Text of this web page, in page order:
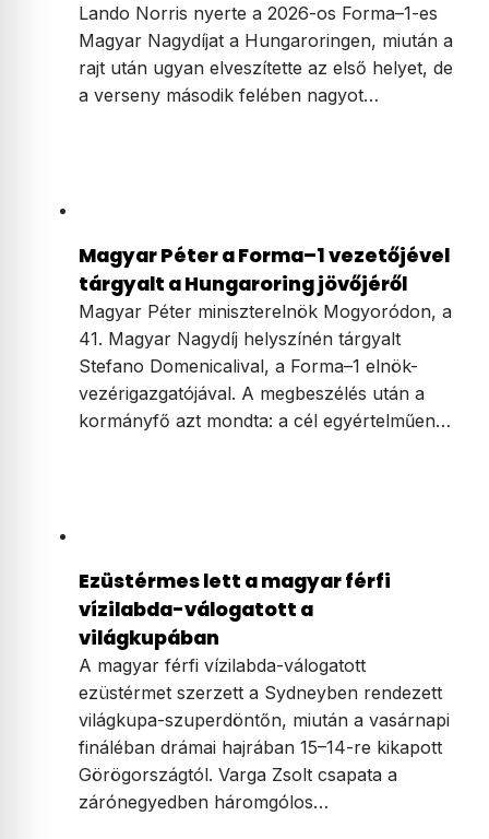
Lando Norris nyerte a 2026-os Forma–1-es
Magyar Nagydíjat a Hungaroringen, miután a
rajt után ugyan elveszítette az első helyet, de
a verseny második felében nagyot…
Magyar Péter a Forma–1 vezetőjével
tárgyalt a Hungaroring jövőjéről
Magyar Péter miniszterelnök Mogyoródon, a
41. Magyar Nagydíj helyszínén tárgyalt
Stefano Domenicalival, a Forma–1 elnök-
vezérigazgatójával. A megbeszélés után a
kormányfő azt mondta: a cél egyértelműen…
Ezüstérmes lett a magyar férfi
vízilabda-válogatott a
világkupában
A magyar férfi vízilabda-válogatott
ezüstérmet szerzett a Sydneyben rendezett
világkupa-szuperdöntőn, miután a vasárnapi
fináléban drámai hajrában 15–14-re kikapott
Görögországtól. Varga Zsolt csapata a
zárónegyedben háromgólos…